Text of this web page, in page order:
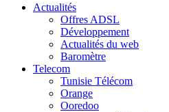
Actualités
Offres ADSL
Développement
Actualités du web
Baromètre
Telecom
Tunisie Télécom
Orange
Ooredoo